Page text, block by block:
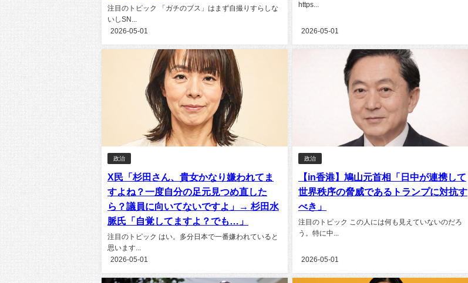
注目のトピック 「ガチのブス」はまず自撮りすらしな
いしSN...
2026-05-01
https...
2026-05-01
政治
X民「杉田さん、貴女かなり嫌われてま
すよね？一度自分の足元見つめ直した
ら？議員に向いてないですよ」→ 杉田水
脈氏「自覚してますよ？でも…」
注目のトピック はい。多分日本で一番嫌われていると
思います...
2026-05-01
政治
【in香港】鳩山元首相「日中が連携して
世界秩序の脅威であるトランプに対抗す
べき」
注目のトピック この人には何も見えていないのだろ
う。特に中...
2026-05-01